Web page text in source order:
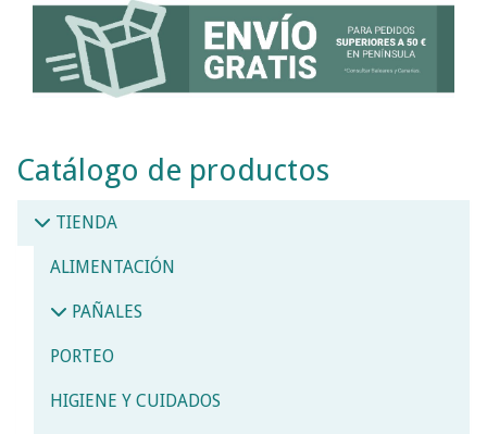
Catálogo de productos
TIENDA
ALIMENTACIÓN
PAÑALES
PORTEO
HIGIENE Y CUIDADOS